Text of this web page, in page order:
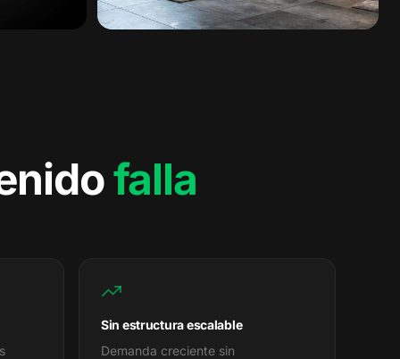
falla
Sin estructura escalable
Demanda creciente sin